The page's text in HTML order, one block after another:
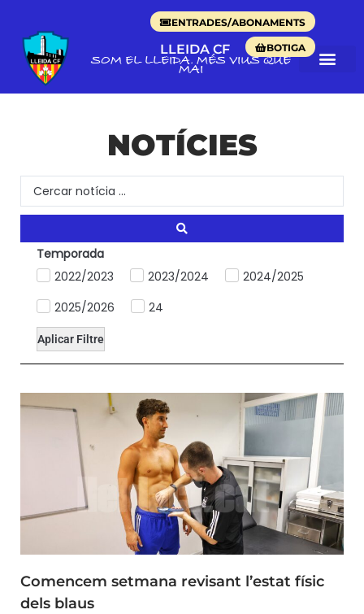
ENTRADES/ABONAMENTS
BOTIGA
LLEIDA CF
SOM EL LLEIDA. MÉS VIUS QUE
MAI
NOTÍCIES
Temporada
2022/2023
2023/2024
2024/2025
2025/2026
24
Aplicar Filtre
Comencem setmana revisant l’estat físic
dels blaus